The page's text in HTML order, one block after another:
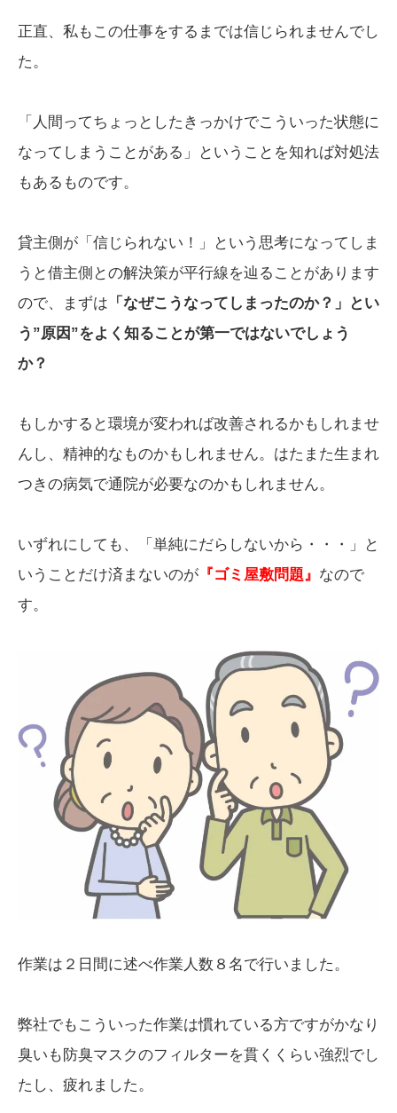
正直、私もこの仕事をするまでは信じられませんでし
た。
「人間ってちょっとしたきっかけでこういった状態に
なってしまうことがある」ということを知れば対処法
もあるものです。
貸主側が「信じられない！」という思考になってしま
うと借主側との解決策が平行線を辿ることがあります
ので、まずは 「なぜこうなってしまったのか？」とい
う”原因”をよく知ることが第一ではないでしょう
か？
もしかすると環境が変われば改善されるかもしれませ
んし、精神的なものかもしれません。はたまた生まれ
つきの病気で通院が必要なのかもしれません。
いずれにしても、「単純にだらしないから・・・」と
いうことだけ済まないのが 『ゴミ屋敷問題』 なので
す。
作業は２日間に述べ作業人数８名で行いました。
弊社でもこういった作業は慣れている方ですがかなり
臭いも防臭マスクのフィルターを貫くくらい強烈でし
たし、疲れました。